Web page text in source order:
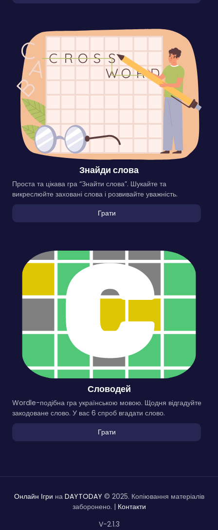
Знайди слова
Проста та цікава гра “Знайти слова”. Шукайте та
викреслюйте заховані слова і розвивайте уважність.
Грати
Словодей
Wordle-подібна гра українською мовою. Щодня відгадуйте
закодоване слово. У вас 6 спроб вгадати слово.
Грати
Онлайн Ігри на DAYTODAY © 2025. Копіювання матеріалів
заборонено. | Контакти
V-2.1.3